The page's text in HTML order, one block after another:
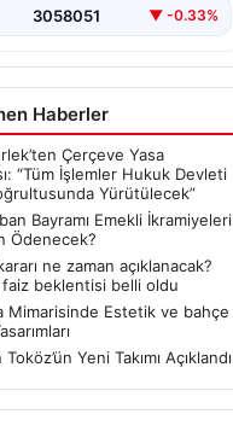
3058051 ▼ -0.33%
Haberler
Çerçeve Yasa
“Tüm İşlemler Hukuk Devleti
Yürütülecek”
Bayramı Emekli İkramiyeleri
Ödenecek?
ne zaman açıklanacak?
faiz beklentisi belli oldu
Mimarisinde Estetik ve bahçe
Yeni Takımı Açıklandı